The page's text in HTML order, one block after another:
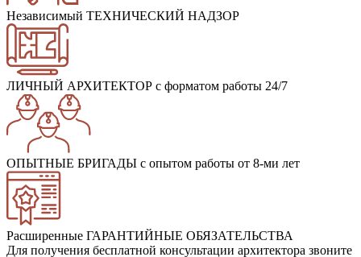
Независимый ТЕХНИЧЕСКИЙ НАДЗОР
ЛИЧНЫЙ АРХИТЕКТОР с форматом работы 24/7
ОПЫТНЫЕ БРИГАДЫ с опытом работы от 8-ми лет
Расширенные ГАРАНТИЙНЫЕ ОБЯЗАТЕЛЬСТВА
Для получения бесплатной консультации архитектора звоните